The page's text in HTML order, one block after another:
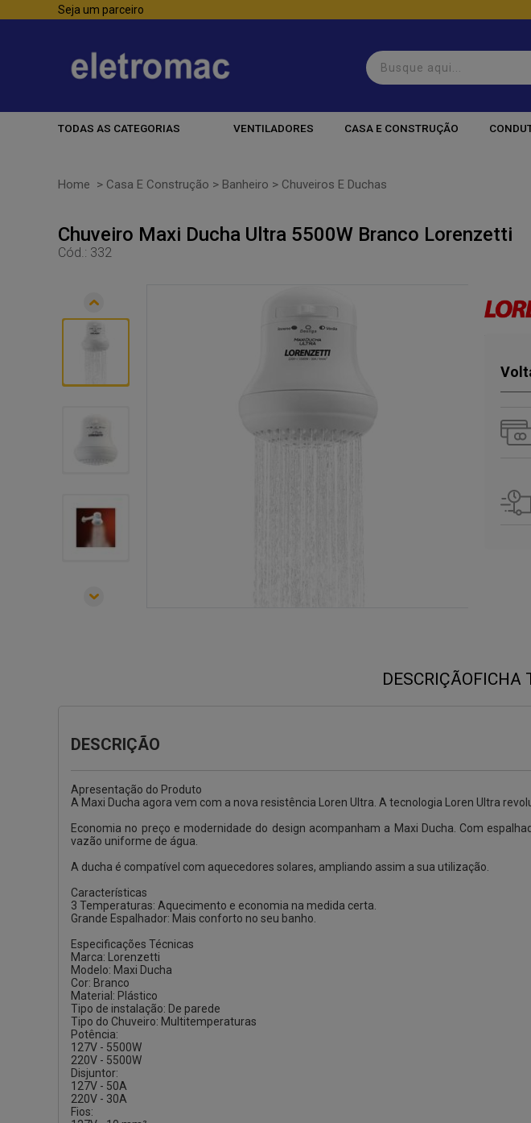
Seja um parceiro
TODAS AS CATEGORIAS VENTILADORES CASA E CONSTRUÇÃO
Home > Casa E Construção > Banheiro > Chuveiros E Duchas
Chuveiro Maxi Ducha Ultra 5500W Branco Lorenzetti
Cód.: 332
DESCRIÇÃOFICHA
DESCRIÇÃO
Apresentação do Produto
A Maxi Ducha agora vem com a nova resistência Loren Ultra. A tecnologia Loren Ultra
Economia no preço e modernidade do design acompanham a Maxi Ducha. Com
vazão uniforme de água.
A ducha é compatível com aquecedores solares, ampliando assim a sua utilização.
Características
3 Temperaturas: Aquecimento e economia na medida certa.
Grande Espalhador: Mais conforto no seu banho.
Especificações Técnicas
Marca: Lorenzetti
Modelo: Maxi Ducha
Cor: Branco
Material: Plástico
Tipo de instalação: De parede
Tipo do Chuveiro: Multitemperaturas
Potência:
127V - 5500W
220V - 5500W
Disjuntor:
127V - 50A
220V - 30A
Fios: